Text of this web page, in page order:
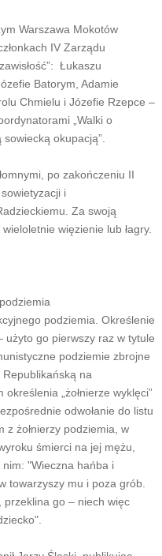
Warszawa Mokotów
IV Zarządu
Łukaszu
Batorym, Adamie
Chmielu i Józefie Rzepce –
„Walki o
okupacją”.
po zakończeniu II
i
Za swoją
więzienie lub łagry.
podziemia. Określenie
użyto go pierwszy raz w tytule
podziemie zbrojne
na
„żołnierze wyklęci”
odwołanie do listu
z żołnierzy podziemia, w
śmierci na jej mężu,
"Wieczna hańba i
towarzyszy mu i poza grób.
przeklina go – niech więc